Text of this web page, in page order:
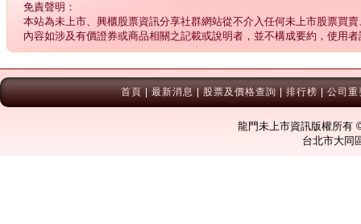
免責聲明：
本站為未上市、興櫃股票資訊分享社群網站從不介入任何未上市股票買
內容如涉及有價證券或商品相關之記載或說明者，並不構成要約，使用
首頁|最新消息|股票及價格查詢|排行榜|公司重
龍門未上市資訊版權所有
台北市大同